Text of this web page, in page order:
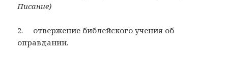
Писание)
2. отвержение библейского учения об
оправдании.